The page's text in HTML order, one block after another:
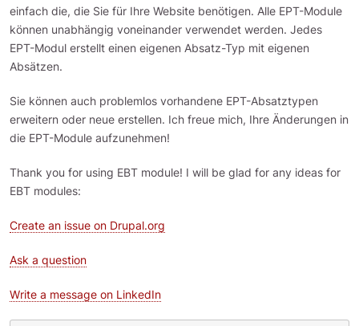
einfach die, die Sie für Ihre Website benötigen. Alle EPT-Module
können unabhängig voneinander verwendet werden. Jedes
EPT-Modul erstellt einen eigenen Absatz-Typ mit eigenen
Absätzen.
Sie können auch problemlos vorhandene EPT-Absatztypen
erweitern oder neue erstellen. Ich freue mich, Ihre Änderungen in
die EPT-Module aufzunehmen!
Thank you for using EBT module! I will be glad for any ideas for
EBT modules:
Create an issue on Drupal.org
Ask a question
Write a message on LinkedIn